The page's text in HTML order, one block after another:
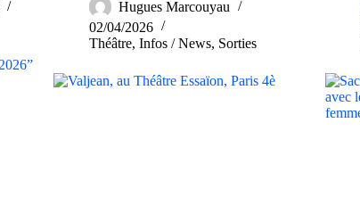
Hugues Marcouyau
02/04/2026
Théâtre, Infos / News, Sorties